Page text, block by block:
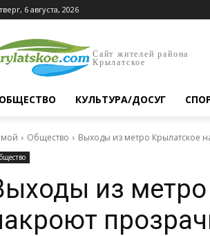
6 августа, 2026
Сайт жителей района
Крылатское
ОБЩЕСТВО КУЛЬТУРА/ДОСУГ
Общество Выходы из метро Крылатское
из